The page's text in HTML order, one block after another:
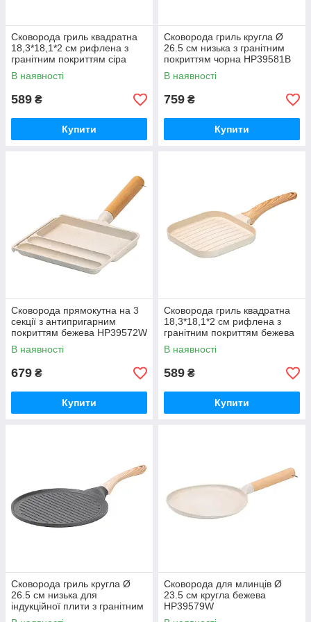
Сковорода гриль квадратна
18,3*18,1*2 см рифлена з
гранітним покриттям сіра
HP39568C
В наявності
589 ₴
Купити
Сковорода гриль кругла Ø
26.5 см низька з гранітним
покриттям чорна HP39581B
В наявності
759 ₴
Купити
Сковорода прямокутна на 3
секції з антипригарним
покриттям бежева HP39572W
В наявності
679 ₴
Купити
Сковорода гриль квадратна
18,3*18,1*2 см рифлена з
гранітним покриттям бежева
HP39568W
В наявності
589 ₴
Купити
Сковорода гриль кругла Ø
26.5 см низька для
індукційної плити з гранітним
покриттям HP39581C
Сковорода для млинців Ø
23.5 см кругла бежева
HP39579W